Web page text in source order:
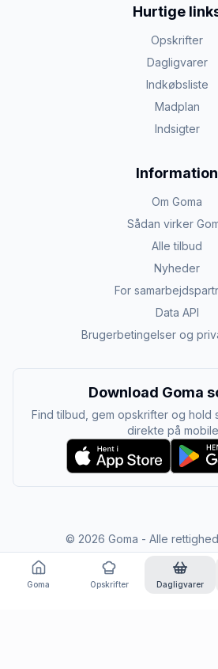
Hurtige
Opskrifter
Dagligvarer
Indkøbsliste
Madplan
Indsigter
Information
Om Goma
Sådan virker
Alle tilbud
Nyheder
For
Data API
Brugerbetingelser og
Download Goma
Find tilbud, gem opskrifter og hold
direkte på
© 2026 Goma - Alle
Goma Opskrifter Dagligvarer